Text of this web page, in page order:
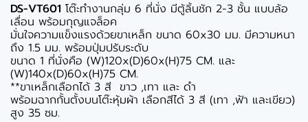
DS-VT601 โต๊ะทำงานกลุ่ม 6 ที่นั่ง มีตู้ลิ้นชัก 2-3 ชั้น แบบล้อ
เลื่อน พร้อมกุญแจล็อค
มั่นใจความแข็งแรงด้วยขาเหล็ก ขนาด 60x30 มม. มีความหนา
ถึง 1.5 มม. พร้อมปุ่มปรับระดับ
ขนาด 1 ที่นั่งคือ (W)120x(D)60x(H)75 CM. และ
(W)140x(D)60x(H)75 CM.
**ขาเหล็กเลือกได้ 3 สี ขาว ,เทา และ ดำ
พร้อมฉากกั้นตั้งบนโต๊ะหุ้มผ้า เลือกสีได้ 3 สี (เทา ,ฟ้า และเขียว)
สูง 35 ซม.